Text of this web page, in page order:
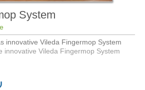
System
innovative Vileda Fingermop System
innovative Vileda Fingermop System